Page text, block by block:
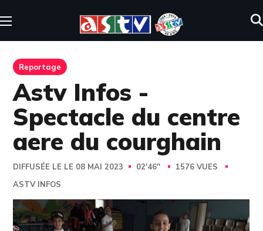
Reportage
Astv Infos -
Spectacle du centre
aere du courghain
DIFFUSÉE LE LE 08 MAI 2023 02'46''
1576 VUES
ASTV INFOS